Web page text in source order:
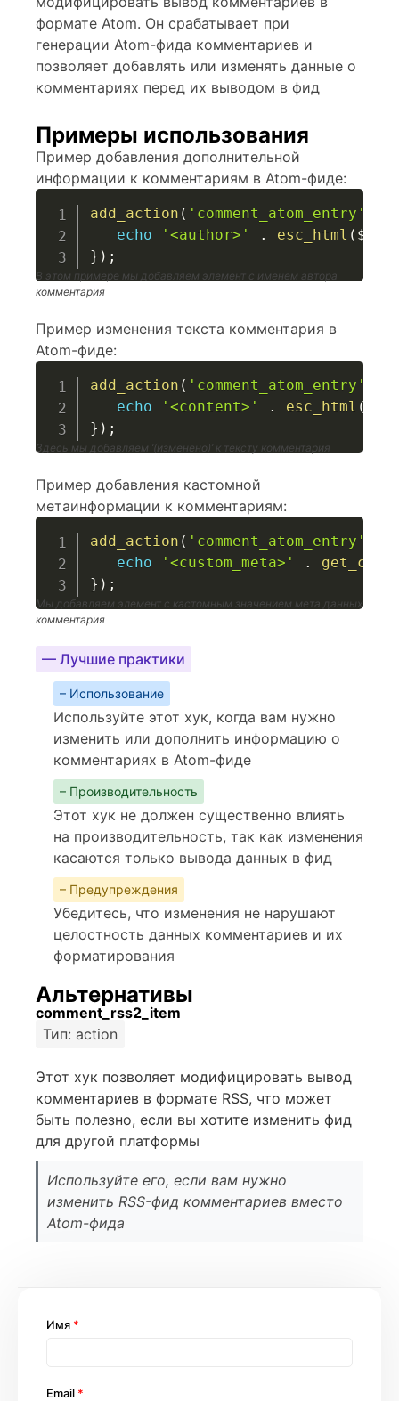
формате Atom. Он срабатывает при
генерации Atom-фида комментариев и
позволяет добавлять или изменять данные о
комментариях перед их выводом в фид
Примеры использования
Пример добавления дополнительной
информации к комментариям в Atom-фиде:
add_action ( 'comment_atom_entry'
echo
'<author>' . esc_html (
} ) ;
В этом примере мы добавляем элемент с именем автора
комментария
Пример изменения текста комментария в
Atom-фиде:
add_action ( 'comment_atom_entry'
echo
'<content>' . esc_html (
} ) ;
Здесь мы добавляем ‘(изменено)’ к тексту комментария
Пример добавления кастомной
метаинформации к комментариям:
add_action ( 'comment_atom_entry'
echo
'<custom_meta>' .
} ) ;
Мы добавляем элемент с кастомным значением мета данных
комментария
— Лучшие практики
– Использование
Используйте этот хук, когда вам нужно
изменить или дополнить информацию о
комментариях в Atom-фиде
– Производительность
Этот хук не должен существенно влиять
на производительность, так как изменения
касаются только вывода данных в фид
– Предупреждения
Убедитесь, что изменения не нарушают
целостность данных комментариев и их
форматирования
Альтернативы
comment_rss2_item
Тип: action
Этот хук позволяет модифицировать вывод
комментариев в формате RSS, что может
быть полезно, если вы хотите изменить фид
для другой платформы
Используйте его, если вам нужно
изменить RSS-фид комментариев вместо
Atom-фида
Имя *
Email *